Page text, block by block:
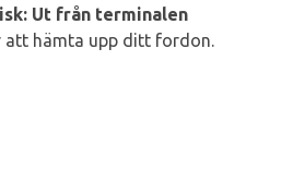
Ut från terminalen
att hämta upp ditt fordon.